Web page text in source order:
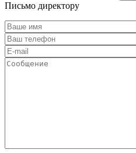
Письмо директору